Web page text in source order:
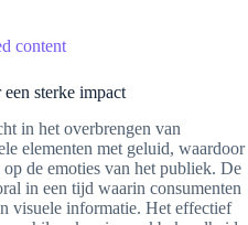
sterke impact
in het overbrengen van
elementen met geluid, waardoor
de emoties van het publiek. De
in een tijd waarin consumenten
visuele informatie. Het effectief